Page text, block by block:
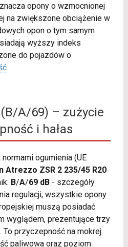
opony o wzmocnionej
na zwiększone obciążenie w
opon o tym samym
wyższy indeks
do pojazdów o
A/69) – zużycie
i hałas
ogumienia (UE
Atrezzo ZSR 2 235/45 R20
B/A/69 dB- szczegóły
regulacji, wszystkie opony
muszą posiadać
wyglądem, prezentujące trzy
przyczepność na mokrej
paliwowa oraz poziom